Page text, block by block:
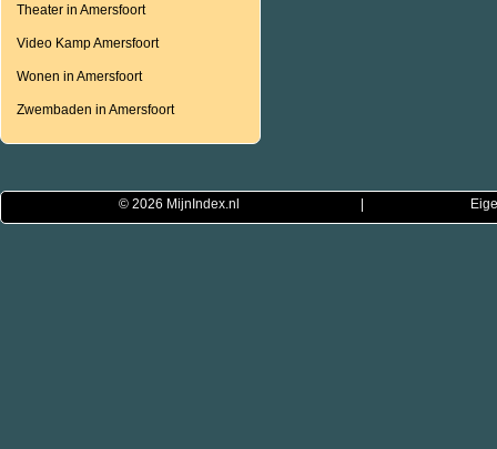
Theater in Amersfoort
Video Kamp Amersfoort
Wonen in Amersfoort
Zwembaden in Amersfoort
© 2026 MijnIndex.nl